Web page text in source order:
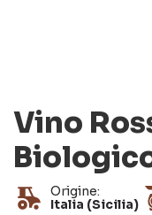
Vino
Origine:
Italia (Sicilia)